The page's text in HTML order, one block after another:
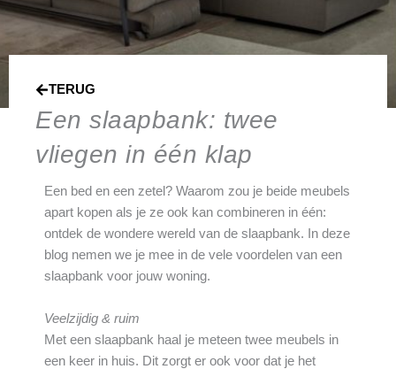
TERUG
Een slaapbank: twee
vliegen in één klap
Een bed en een zetel? Waarom zou je beide meubels
apart kopen als je ze ook kan combineren in één:
ontdek de wondere wereld van de slaapbank. In deze
blog nemen we je mee in de vele voordelen van een
slaapbank voor jouw woning.
Veelzijdig & ruim
Met een slaapbank haal je meteen twee meubels in
een keer in huis. Dit zorgt er ook voor dat je het